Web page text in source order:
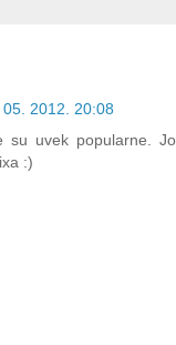
05. 2012. 20:08
su uvek popularne.
:)